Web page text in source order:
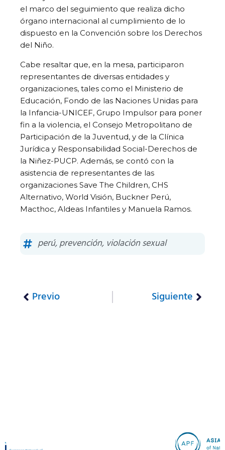
el marco del seguimiento que realiza dicho
órgano internacional al cumplimiento de lo
dispuesto en la Convención sobre los Derechos
del Niño.
Cabe resaltar que, en la mesa, participaron
representantes de diversas entidades y
organizaciones, tales como el Ministerio de
Educación, Fondo de las Naciones Unidas para
la Infancia-UNICEF, Grupo Impulsor para poner
fin a la violencia, el Consejo Metropolitano de
Participación de la Juventud, y de la Clínica
Jurídica y Responsabilidad Social-Derechos de
la Niñez-PUCP. Además, se contó con la
asistencia de representantes de las
organizaciones Save The Children, CHS
Alternativo, World Visión, Buckner Perú,
Macthoc, Aldeas Infantiles y Manuela Ramos.
perú,prevención, violación sexual
Previo Siguiente